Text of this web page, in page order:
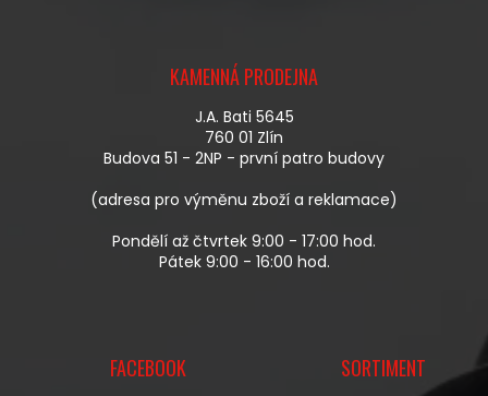
KAMENNÁ PRODEJNA
J.A. Bati 5645
760 01 Zlín
Budova 51 - 2NP - první patro budovy
(adresa pro výměnu zboží a reklamace)
Pondělí až čtvrtek 9:00 - 17:00 hod.
Pátek 9:00 - 16:00 hod.
FACEBOOK SORTIMENT